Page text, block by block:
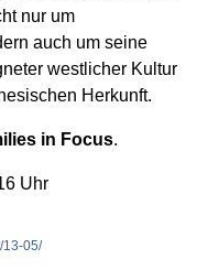
nur um
auch um seine
westlicher Kultur
Herkunft.
in Focus.
Uhr
13-05/